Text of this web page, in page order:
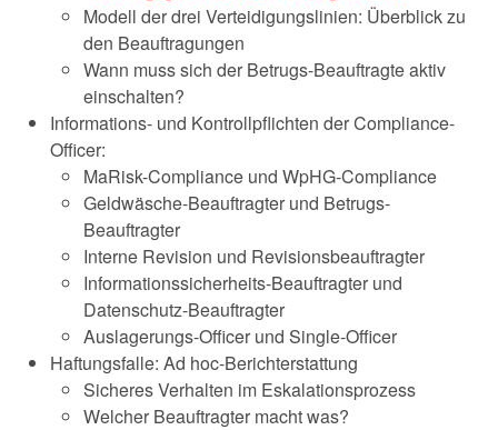
Modell der drei Verteidigungslinien: Überblick zu
den Beauftragungen
Wann muss sich der Betrugs-Beauftragte aktiv
einschalten?
Informations- und Kontrollpflichten der Compliance-
Officer:
MaRisk-Compliance und WpHG-Compliance
Geldwäsche-Beauftragter und Betrugs-
Beauftragter
Interne Revision und Revisionsbeauftragter
Informationssicherheits-Beauftragter und
Datenschutz-Beauftragter
Auslagerungs-Officer und Single-Officer
Haftungsfalle: Ad hoc-Berichterstattung
Sicheres Verhalten im Eskalationsprozess
Welcher Beauftragter macht was?